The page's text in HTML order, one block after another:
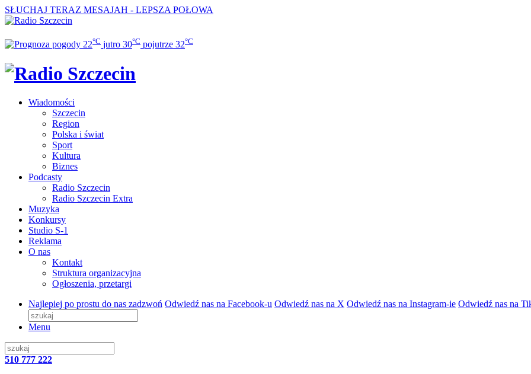
SŁUCHAJ TERAZ MESAJAH - LEPSZA POŁOWA
22°C jutro 30°C pojutrze 32°C
Wiadomości
Szczecin
Region
Polska i świat
Sport
Kultura
Biznes
Podcasty
Radio Szczecin
Radio Szczecin Extra
Muzyka
Konkursy
Studio S-1
Reklama
O nas
Kontakt
Struktura organizacyjna
Ogłoszenia, przetargi
Najlepiej po prostu do nas zadzwoń Odwiedź nas na Facebook-u Odwiedź nas na X Odwiedź nas na Instagram-ie Odwiedź nas na
Menu
510 777 222